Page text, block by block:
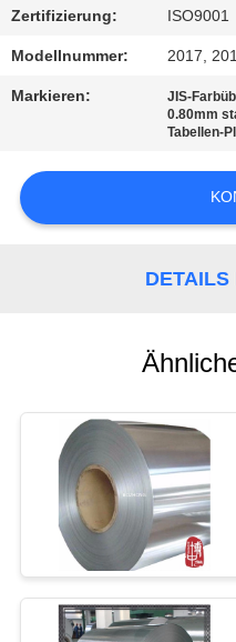
UNS
IN
VERBINDUNG
SIE
EIN
PRIVACY
POLICY
Zertifizierung: ISO9001
Modellnummer: 2017,
Markieren: JIS-
0.80mm
Tabellen-
DETAILS